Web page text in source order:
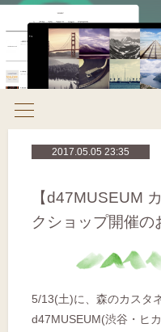
2017.05.05 23:35
【d47MUSEUM
クショップ開催の
5/13(土)に、森のカスタ
d47MUSEUM(渋谷・ヒ